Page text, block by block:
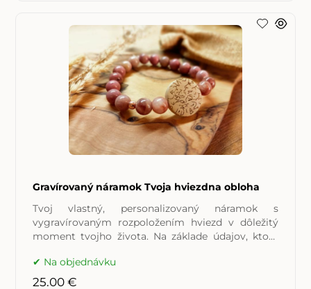
Gravírovaný náramok Tvoja hviezdna obloha
Tvoj vlastný, personalizovaný náramok s
vygravírovaným rozpoložením hviezd v dôležitý
moment tvojho života. Na základe údajov, ktoré
Na objednávku
25.00 €